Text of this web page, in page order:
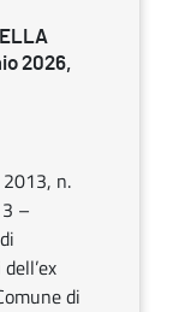
2026,
2013, n.
–
di